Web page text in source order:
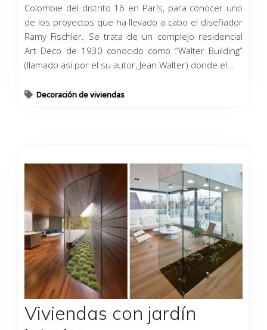
Colombie del distrito 16 en París, para conocer uno
de los proyectos que ha llevado a cabo el diseñador
Ramy Fischler. Se trata de un complejo residencial
Art Deco de 1930 conocido como “Walter Building”
(llamado así por el su autor, Jean Walter) donde el...
Decoración de viviendas
Viviendas con jardín